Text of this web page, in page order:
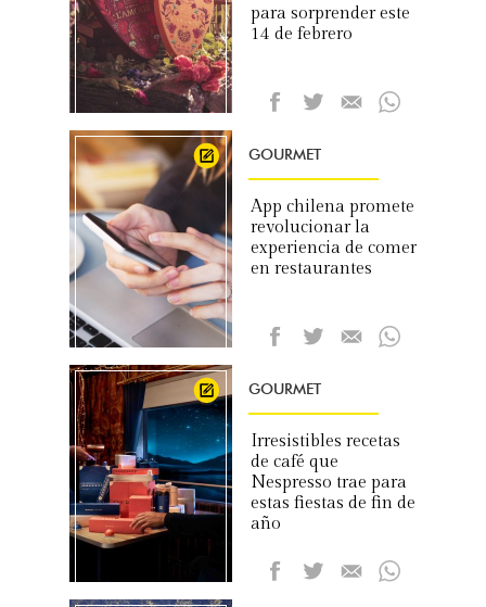
para sorprender este
14 de febrero
GOURMET
App chilena promete
revolucionar la
experiencia de comer
en restaurantes
GOURMET
Irresistibles recetas
de café que
Nespresso trae para
estas fiestas de fin de
año